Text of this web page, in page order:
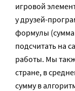
игровой
у друзей-
формулы
подсчитать на
работы. Мы
стране, в
сумму в